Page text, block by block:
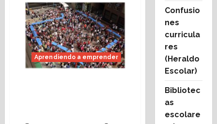
Vídeo:
Reportaje
del
primer
mercado
de
cooperativas
escolares
en
Aragón
Aprendiendo a emprender
Confusio
nes
curricula
res
(Heraldo
Escolar)
Bibliotec
as
escolare